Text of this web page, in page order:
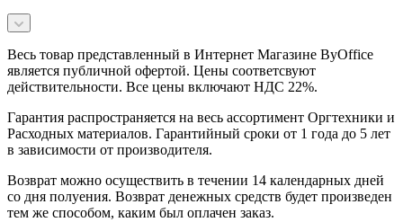
Весь товар представленный в Интернет Магазине ByOffice
является публичной офертой. Цены соответсвуют
действительности. Все цены включают НДС 22%.
Гарантия распространяется на весь ассортимент Оргтехники и
Расходных материалов. Гарантийный сроки от 1 года до 5 лет
в зависимости от производителя.
Возврат можно осуществить в течении 14 календарных дней
со дня полуения. Возврат денежных средств будет произведен
тем же способом, каким был оплачен заказ.